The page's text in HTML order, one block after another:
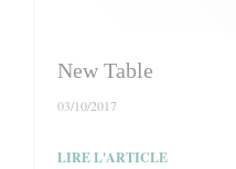
New Table
03/10/2017
LIRE L'ARTICLE((OUVRE